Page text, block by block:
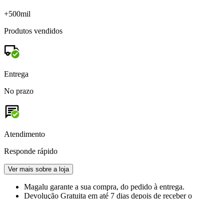
+500mil
Produtos vendidos
Entrega
No prazo
Atendimento
Responde rápido
Ver mais sobre a loja
Magalu garante a sua compra, do pedido à entrega.
Devolução Gratuita em até 7 dias depois de receber o